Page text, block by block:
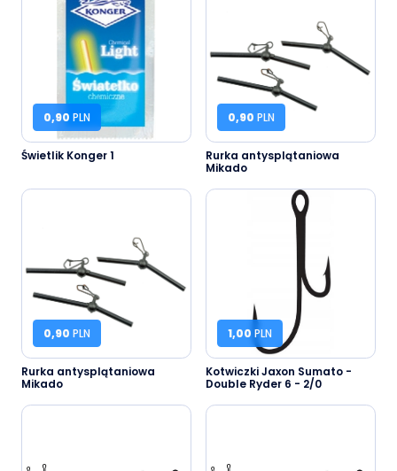
0,90 PLN
Świetlik Konger 1
0,90 PLN
Rurka antysplątaniowa
Mikado
0,90 PLN
Rurka antysplątaniowa
Mikado
1,00 PLN
Kotwiczki Jaxon Sumato -
Double Ryder 6 - 2/0